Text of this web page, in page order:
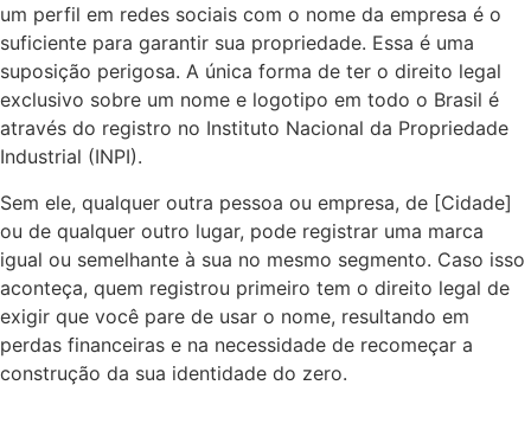
um perfil em redes sociais com o nome da empresa é o
suficiente para garantir sua propriedade. Essa é uma
suposição perigosa. A única forma de ter o direito legal
exclusivo sobre um nome e logotipo em todo o Brasil é
através do registro no Instituto Nacional da Propriedade
Industrial (INPI).
Sem ele, qualquer outra pessoa ou empresa, de [Cidade]
ou de qualquer outro lugar, pode registrar uma marca
igual ou semelhante à sua no mesmo segmento. Caso isso
aconteça, quem registrou primeiro tem o direito legal de
exigir que você pare de usar o nome, resultando em
perdas financeiras e na necessidade de recomeçar a
construção da sua identidade do zero.